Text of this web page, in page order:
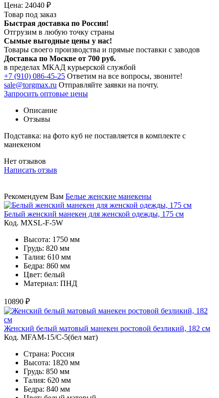
Цена: 24040 ₽
Товар под заказ
Быстрая доставка по России!
Отгрузим в любую точку страны
Сымые выгодные цены у нас!
Товары своего производства и прямые поставки с заводов
Доставка по Москве от 700 руб.
в пределах МКАД курьерской службой
+7 (910) 086-45-25 Ответим на все вопросы, звоните!
sale@torgmax.ru Отправляйте заявки на почту.
Запросить оптовые цены
Описание
Отзывы
Подставка: на фото куб не поставляется в комплекте с
манекеном
Нет отзывов
Написать отзыв
Рекомендуем Вам Белые женские манекены
Белый женский манекен для женской одежды, 175 см
Код. MXSL-F-5W
Высота: 1750 мм
Грудь: 820 мм
Талия: 610 мм
Бедра: 860 мм
Цвет: белый
Материал: ПНД
10890 ₽
Женский белый матовый манекен ростовой безликий, 182 см
Код. MFAM-15/C-5(бел мат)
Страна: Россия
Высота: 1820 мм
Грудь: 850 мм
Талия: 620 мм
Бедра: 840 мм